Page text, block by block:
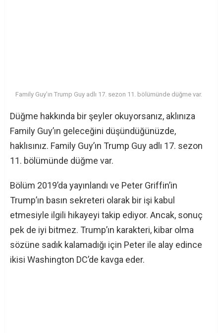
Family Guy’ın Trump Guy adlı 17. sezon 11. bölümünde düğme var.
Düğme hakkında bir şeyler okuyorsanız, aklınıza
Family Guy’ın geleceğini düşündüğünüzde,
haklısınız. Family Guy’ın Trump Guy adlı 17. sezon
11. bölümünde düğme var.
Bölüm 2019’da yayınlandı ve Peter Griffin’in
Trump’ın basın sekreteri olarak bir işi kabul
etmesiyle ilgili hikayeyi takip ediyor. Ancak, sonuç
pek de iyi bitmez. Trump’ın karakteri, kibar olma
sözüne sadık kalamadığı için Peter ile alay edince
ikisi Washington DC’de kavga eder.